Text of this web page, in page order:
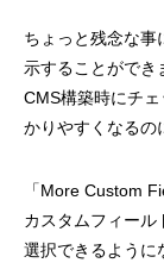
ちょっと残念な事
示することができ
CMS構築時にチ
かりやすくなるの
「More Custom
カスタムフィール
選択できるように